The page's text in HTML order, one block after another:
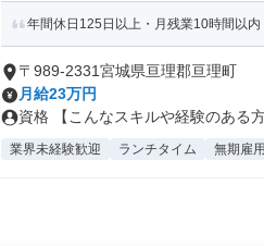
年間休日125日以上・月残業10時間以
〒989-2331宮城県亘理郡亘理町
月給23万円
資格 【こんなスキルや経験のある
業界未経験歓迎 ランチタイム 無期雇